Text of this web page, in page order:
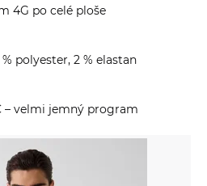
4G po celé ploše
polyester, 2 % elastan
– velmi jemný program